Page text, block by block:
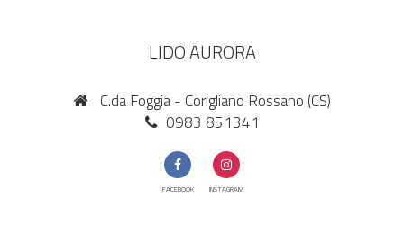
LIDO AURORA
C.da Foggia - Corigliano Rossano (CS)
0983 851341
FACEBOOK INSTAGRAM